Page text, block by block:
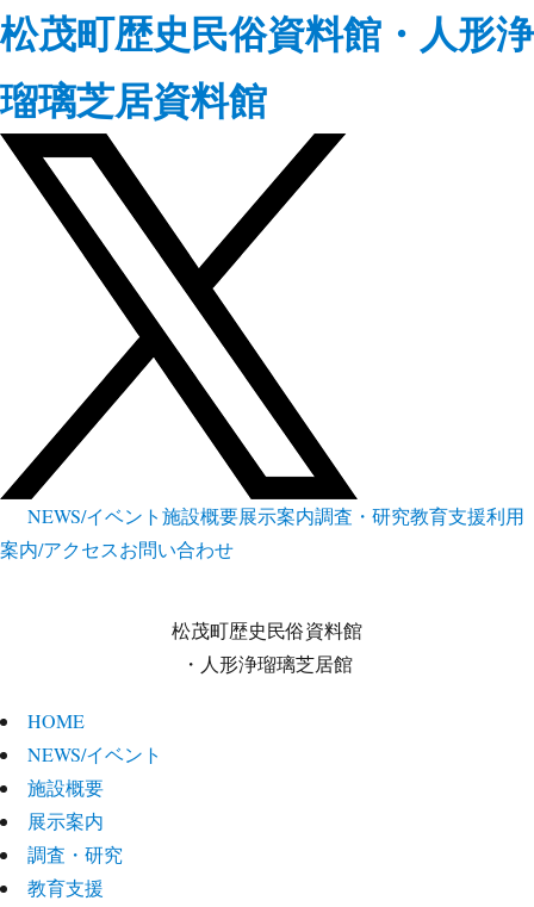
松茂町歴史民俗資料館・人形浄
瑠璃芝居資料館
NEWS/イベント施設概要展示案内調査・研究教育支援利用
案内/アクセスお問い合わせ
松茂町歴史民俗資料館
・人形浄瑠璃芝居館
HOME
NEWS/イベント
施設概要
展示案内
調査・研究
教育支援